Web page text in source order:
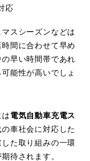
応
スシーズンなどは
間に合わせて早め
早い時間帯であれ
能性が高いでしょ
電気自動車充電ス
車社会に対応した
た取り組みの一環
待されます。